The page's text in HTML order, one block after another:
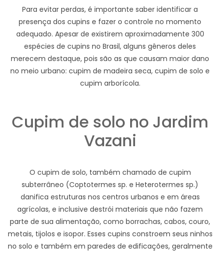
Para evitar perdas, é importante saber identificar a
presença dos cupins e fazer o controle no momento
adequado. Apesar de existirem aproximadamente 300
espécies de cupins no Brasil, alguns gêneros deles
merecem destaque, pois são as que causam maior dano
no meio urbano: cupim de madeira seca, cupim de solo e
cupim arborícola.
Cupim de solo no Jardim
Vazani
O cupim de solo, também chamado de cupim
subterrâneo (Coptotermes sp. e Heterotermes sp.)
danifica estruturas nos centros urbanos e em áreas
agrícolas, e inclusive destrói materiais que não fazem
parte de sua alimentação, como borrachas, cabos, couro,
metais, tijolos e isopor. Esses cupins constroem seus ninhos
no solo e também em paredes de edificações, geralmente